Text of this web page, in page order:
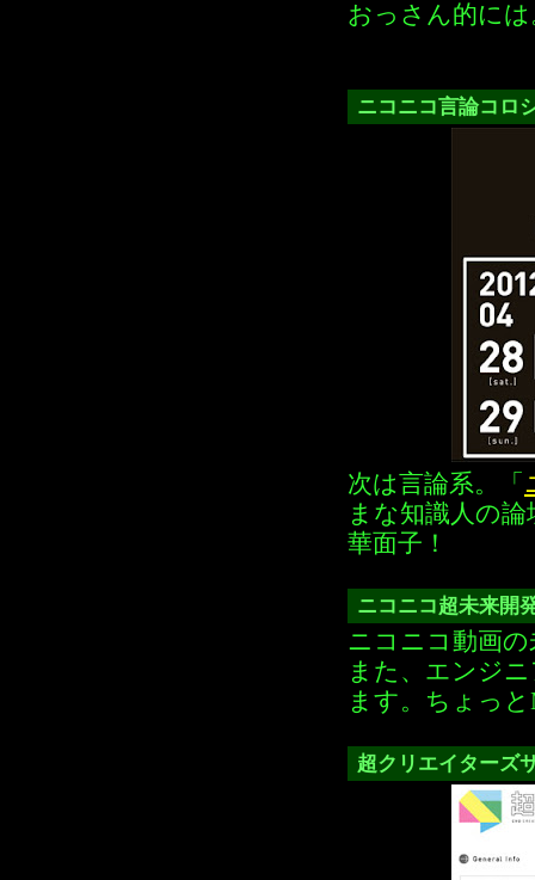
おっさん的には
ニコニコ言論コロ
次は言論系。「
まな知識人の
華面子！
ニコニコ超未来開
ニコニコ動画
また、エンジ
ます。ちょっ
超クリエイターズ